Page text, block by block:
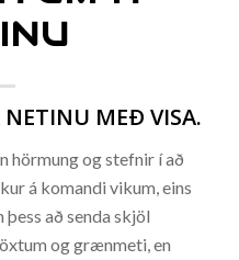
MEÐ VISA.
hörmung og stefnir í að
á komandi vikum, eins
þess að senda skjöl
og grænmeti, en